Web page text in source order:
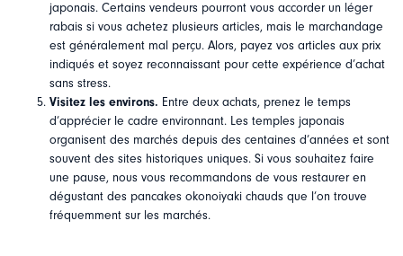
japonais. Certains vendeurs pourront vous accorder un léger
rabais si vous achetez plusieurs articles, mais le marchandage
est généralement mal perçu. Alors, payez vos articles aux prix
indiqués et soyez reconnaissant pour cette expérience d’achat
sans stress.
Visitez les environs. Entre deux achats, prenez le temps
d’apprécier le cadre environnant. Les temples japonais
organisent des marchés depuis des centaines d’années et sont
souvent des sites historiques uniques. Si vous souhaitez faire
une pause, nous vous recommandons de vous restaurer en
dégustant des pancakes okonoiyaki chauds que l’on trouve
fréquemment sur les marchés.